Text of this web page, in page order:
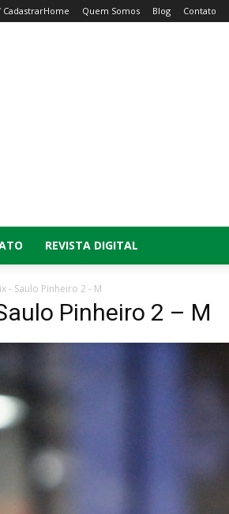
CadastrarHome Quem Somos Blog Contato
REVISTA DIGITAL
- Saulo Pinheiro 2 - M
Pinheiro 2 – M